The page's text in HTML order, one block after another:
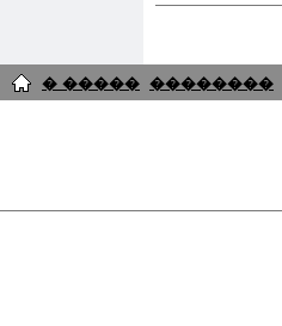
� ����� ��������